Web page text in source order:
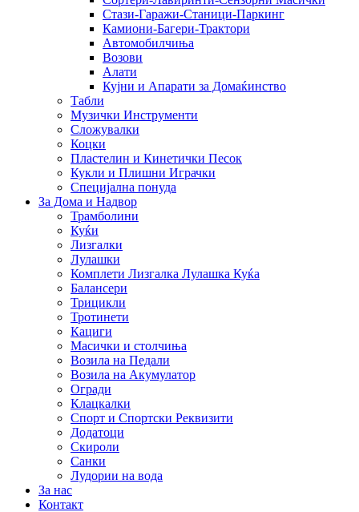
Стази-Гаражи-Станици-Паркинг
Камиони-Багери-Трактори
Автомобилчиња
Возови
Алати
Кујни и Апарати за Домаќинство
Табли
Музички Инструменти
Сложувалки
Коцки
Пластелин и Кинетички Песок
Кукли и Плишни Играчки
Специјална понуда
За Дома и Надвор
Трамболини
Куќи
Лизгалки
Лулашки
Комплети Лизгалка Лулашка Куќа
Балансери
Трицикли
Тротинети
Кациги
Mасички и столчиња
Возила на Педали
Возила на Акумулатор
Огради
Клацкалки
Спорт и Спортски Реквизити
Додатоци
Скироли
Санки
Лудории на вода
За нас
Контакт